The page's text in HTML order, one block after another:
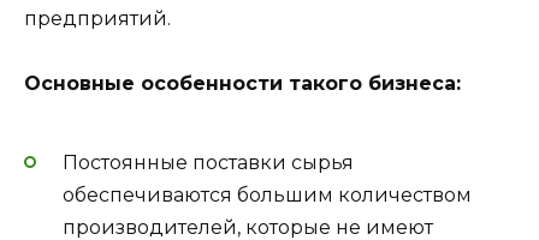
предприятий.
Основные особенности такого бизнеса:
Постоянные поставки сырья
обеспечиваются большим количеством
производителей, которые не имеют